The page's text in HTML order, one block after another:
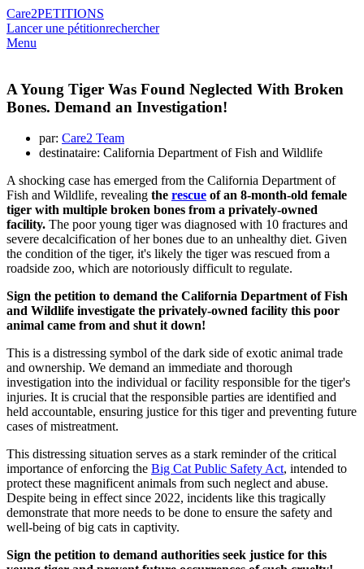
Care2PETITIONS
Lancer une pétitionrechercher
Menu
A Young Tiger Was Found Neglected With Broken
Bones. Demand an Investigation!
par: Care2 Team
destinataire: California Department of Fish and Wildlife
A shocking case has emerged from the California Department of
Fish and Wildlife, revealing the rescue of an 8-month-old female
tiger with multiple broken bones from a privately-owned
facility. The poor young tiger was diagnosed with 10 fractures and
severe decalcification of her bones due to an unhealthy diet. Given
the condition of the tiger, it's likely the tiger was rescued from a
roadside zoo, which are notoriously difficult to regulate.
Sign the petition to demand the California Department of Fish
and Wildlife investigate the privately-owned facility this poor
animal came from and shut it down!
This is a distressing symbol of the dark side of exotic animal trade
and ownership. We demand an immediate and thorough
investigation into the individual or facility responsible for the tiger's
injuries. It is crucial that the responsible parties are identified and
held accountable, ensuring justice for this tiger and preventing future
cases of mistreatment.
This distressing situation serves as a stark reminder of the critical
importance of enforcing the Big Cat Public Safety Act, intended to
protect these magnificent animals from such neglect and abuse.
Despite being in effect since 2022, incidents like this tragically
demonstrate that more needs to be done to ensure the safety and
well-being of big cats in captivity.
Sign the petition to demand authorities seek justice for this